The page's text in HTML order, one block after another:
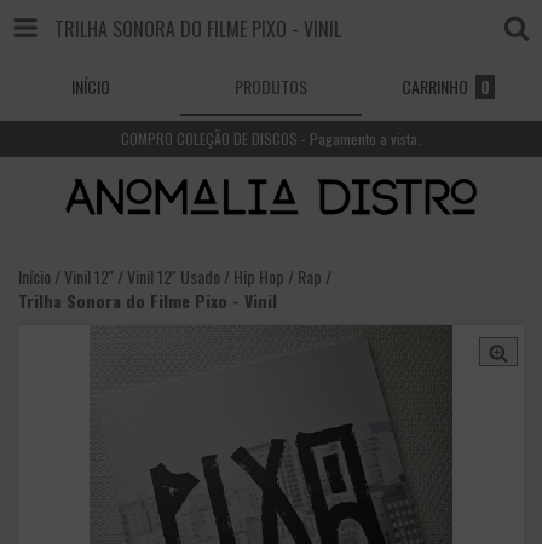
TRILHA SONORA DO FILME PIXO - VINIL
INÍCIO PRODUTOS CARRINHO 0
COMPRO COLEÇÃO DE DISCOS - Pagamento a vista.
Início /Vinil 12'' /Vinil 12'' Usado /Hip Hop / Rap /
Trilha Sonora do Filme Pixo - Vinil